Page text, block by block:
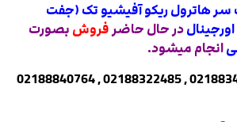
سر هاترول ریکو آفیشیو تک (جفت
در حال حاضرفروش بصورت
انجام میشود.
تلفن تماس : 02188349357 , 02188322485 , 02188840764